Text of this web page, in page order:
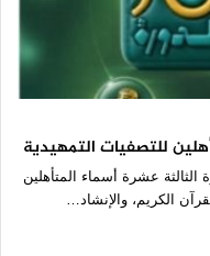
للتصفيات التمهيدية
عشرة أسماء المتأهلين
الكريم، والإنشاد…